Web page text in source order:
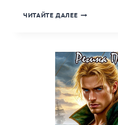
ЧИТАЙТЕ ДАЛЕЕ «НЕВОЛЬНИК